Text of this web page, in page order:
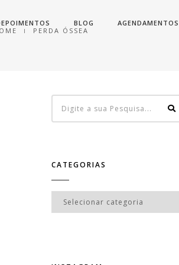
BLOG AGENDAMENTOS
PERDA ÓSSEA
CATEGORIAS
Categorias